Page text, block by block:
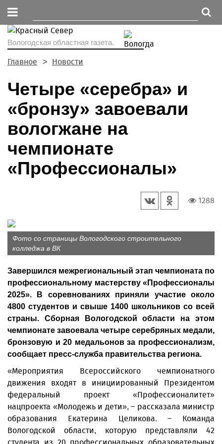
Вологодская областная газета.
Главное Новости
Четыре «серебра» и
«бронзу» завоевали
вологжане на
чемпионате
«Профессионалы»
1288
Фото со страницы Вологодского строительного
колледжа в ВК
Завершился межрегиональный этап чемпионата по
профессиональному мастерству «Профессионалы
2025». В соревнованиях приняли участие около
4800 студентов и свыше 1400 школьников со всей
страны. Сборная Вологодской области на этом
чемпионате завоевала четыре серебряных медали,
бронзовую и 20 медальонов за профессионализм,
сообщает пресс-служба правительства региона.
«Мероприятия Всероссийского чемпионатного
движения входят в инициированный Президентом
федеральный проект «Профессионалитет»
нацпроекта «Молодежь и дети», – рассказала министр
образования Екатерина Целикова. – Команда
Вологодской области, которую представляли 42